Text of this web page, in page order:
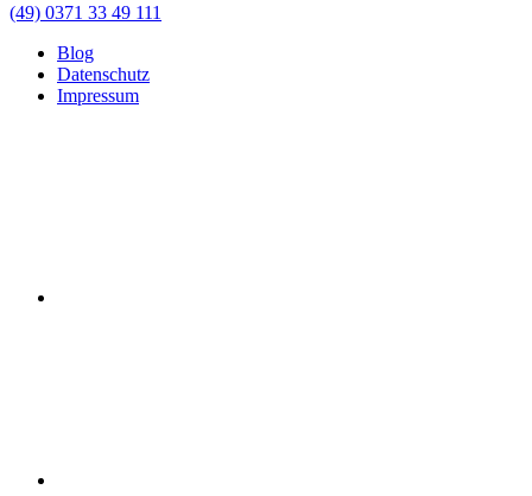
(49) 0371 33 49 111
Blog
Datenschutz
Impressum